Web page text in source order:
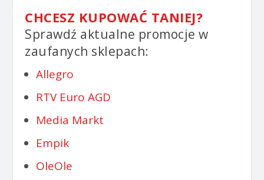
CHCESZ KUPOWAĆ TANIEJ?
Sprawdź aktualne promocje w
zaufanych sklepach:
Allegro
RTV Euro AGD
Media Markt
Empik
OleOle